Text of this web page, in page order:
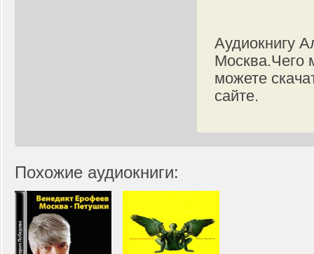
Аудиокнигу
Москва.Чего
можете
сайте.
Похожие аудиокниги: